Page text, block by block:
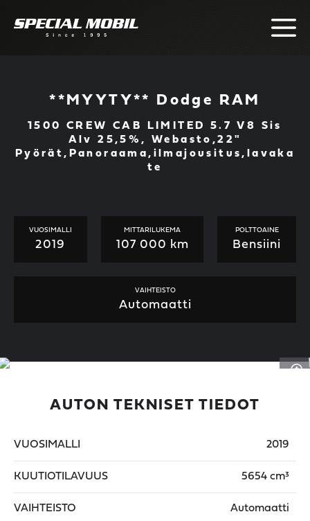
**MYYTY** Dodge RAM
1500 CREW CAB LIMITED 5.7 V8 Sis
Alv 25,5%, Webasto,22"
Pyörät,Panoraama,ilmajousitus,lavaka
te
VUOSIMALLI
2019
MITTARILUKEMA
107 000 km
POLTTOAINE
Bensiini
VAIHTEISTO
Automaatti
AUTON TEKNISET TIEDOT
VUOSIMALLI 2019
KUUTIOTILAVUUS 5654 cm³
VAIHTEISTO Automaatti